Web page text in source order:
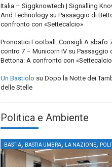
Italia – Siggknowtech | Signalling
And Technology su Passaggio di
confronto con «Settecalcio»
Pronostici Football: Consigli A sbafo
contro 7 – Municorn IV su Passaggio
Bettona: A confronto con
Un Bastiolo su Dopo la Notte dei
delle Stelle
Politica e Ambiente
BASTIA, BASTIA UMBRA, LA NAZIONE,